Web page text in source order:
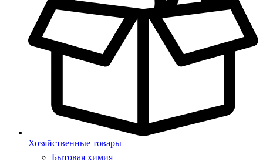
Хозяйственные товары
Бытовая химия